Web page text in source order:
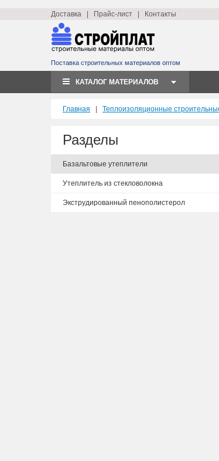
Доставка Прайс-лист Контакты
Поставка строительных материалов оптом
КАТАЛОГ МАТЕРИАЛОВ
Главная Теплоизоляционные
Разделы
Базальтовые утеплители
Утеплитель из стекловолокна
Экструдированный пенополистерол